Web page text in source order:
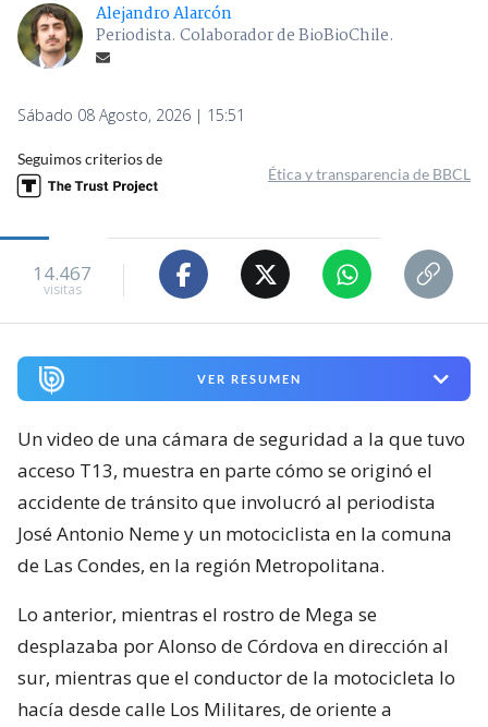
Alejandro Alarcón
Periodista. Colaborador de BioBioChile.
Sábado 08 Agosto, 2026 | 15:51
Seguimos criterios de
Ética y transparencia de BBCL
14.467
visitas
VER RESUMEN
Un video de una cámara de seguridad a la que tuvo
acceso T13, muestra en parte cómo se originó el
accidente de tránsito que involucró al periodista
José Antonio Neme y un motociclista en la comuna
de Las Condes, en la región Metropolitana.
Lo anterior, mientras el rostro de Mega se
desplazaba por Alonso de Córdova en dirección al
sur, mientras que el conductor de la motocicleta lo
hacía desde calle Los Militares, de oriente a